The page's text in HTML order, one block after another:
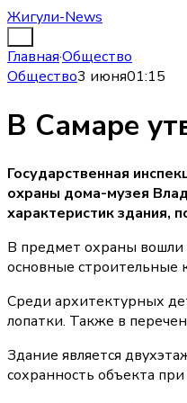
Жигули-News
Главная·Общество
Общество3 июня01:15
В Самаре
Государственная
охраны дома-музея
характеристик здания,
В предмет охраны вошли
основные строительные
Среди архитектурных
лопатки. Также в
Здание является
сохранность объекта